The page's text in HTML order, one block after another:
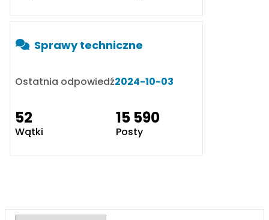
Sprawy techniczne
52
Wątki
15 590
Posty
2024-10-03
Ostatnia odpowiedź